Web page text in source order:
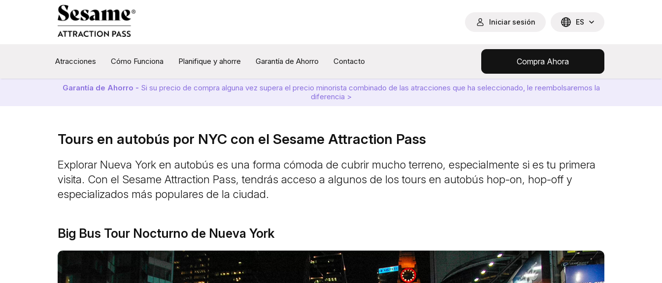
Iniciar sesión ES
Atracciones Cómo Funciona Planifique y ahorre Garantía de Ahorro Contacto Compra Ahora
Garantía de Ahorro - Si su precio de compra alguna vez supera el precio minorista combinado de las atracciones que ha seleccionado, le reembolsaremos la
diferencia >
Tours en autobús por NYC con el Sesame Attraction Pass
Explorar Nueva York en autobús es una forma cómoda de cubrir mucho terreno, especialmente si es tu primera
visita. Con el Sesame Attraction Pass, tendrás acceso a algunos de los tours en autobús hop-on, hop-off y
especializados más populares de la ciudad.
Big Bus Tour Nocturno de Nueva York